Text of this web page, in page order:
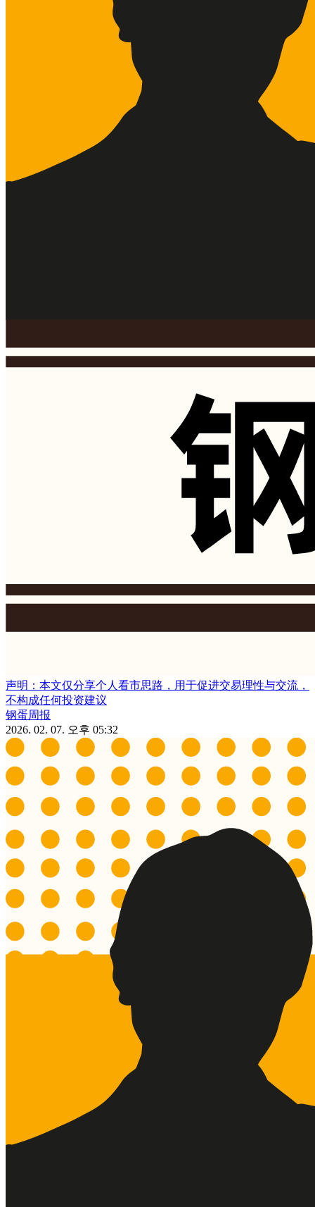
声明：本文仅分享个人看市思路，用于促进交易理性与交流，
不构成任何投资建议
钢蛋周报
2026. 02. 07. 오후 05:32